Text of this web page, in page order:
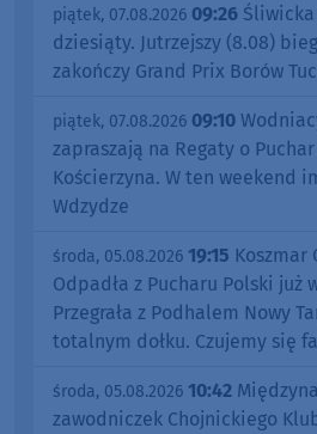
piątek, 07.08.2026 09:26 Śliwicka
dziesiąty. Jutrzejszy (8.08)
zakończy Grand Prix Borów
piątek, 07.08.2026 09:10
zapraszają na Regaty o
Kościerzyna. W ten weekend
Wdzydze
środa, 05.08.2026 19:15 Koszmar
Odpadła z Pucharu Polski już
Przegrała z Podhalem Nowy
totalnym dołku. Czujemy się
środa, 05.08.2026 10:42
zawodniczek Chojnickiego